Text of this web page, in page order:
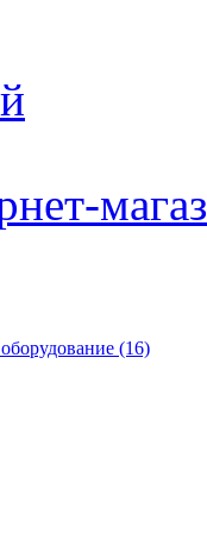
(16)